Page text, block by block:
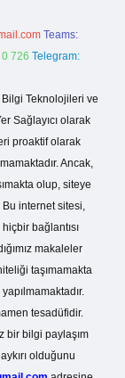
Teams:
726 Telegram:
Teknolojileri ve
Sağlayıcı olarak
proaktif olarak
Ancak,
olup, siteye
internet sitesi,
bağlantısı
makaleler
taşımamakta
tesadüfidir.
bir bilgi paylaşım
olduğunu